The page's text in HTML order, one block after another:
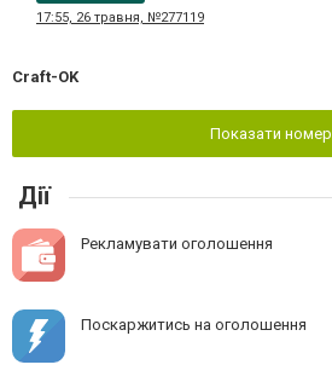
17:55, 26 травня, №277119
Craft-OK
Показати номер
Дії
Рекламувати оголошення
Поскаржитись на оголошення